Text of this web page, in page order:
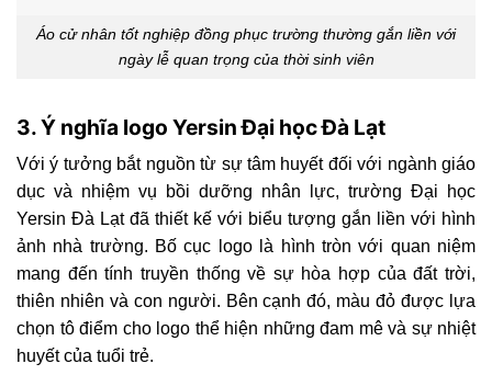
Áo cử nhân tốt nghiệp đồng phục trường thường gắn liền với
ngày lễ quan trọng của thời sinh viên
3. Ý nghĩa logo Yersin Đại học Đà Lạt
Với ý tưởng bắt nguồn từ sự tâm huyết đối với ngành giáo
dục và nhiệm vụ bồi dưỡng nhân lực, trường Đại học
Yersin Đà Lạt đã thiết kế với biểu tượng gắn liền với hình
ảnh nhà trường. Bố cục logo là hình tròn với quan niệm
mang đến tính truyền thống về sự hòa hợp của đất trời,
thiên nhiên và con người. Bên cạnh đó, màu đỏ được lựa
chọn tô điểm cho logo thể hiện những đam mê và sự nhiệt
huyết của tuổi trẻ.